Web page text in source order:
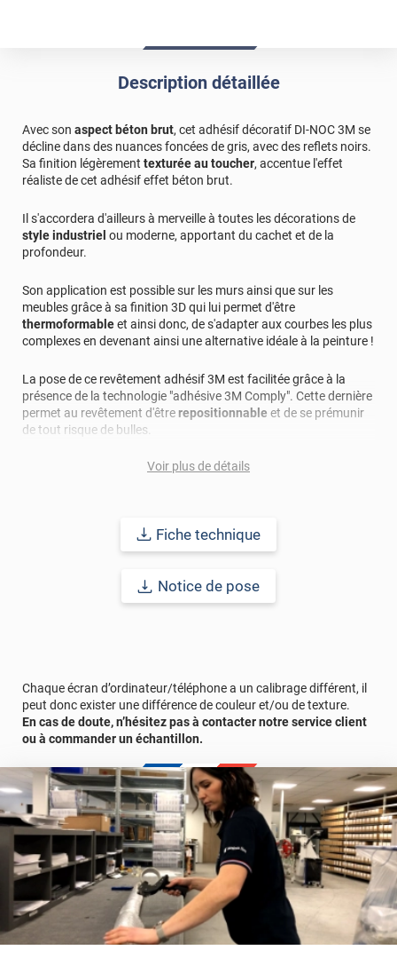
Description détaillée
Avec son aspect béton brut, cet adhésif décoratif DI-NOC 3M se
décline dans des nuances foncées de gris, avec des reflets noirs.
Sa finition légèrement texturée au toucher, accentue l'effet
réaliste de cet adhésif effet béton brut.
Il s'accordera d'ailleurs à merveille à toutes les décorations de
style industriel ou moderne, apportant du cachet et de la
profondeur.
Son application est possible sur les murs ainsi que sur les
meubles grâce à sa finition 3D qui lui permet d'être
thermoformableet ainsi donc, de s'adapter aux courbes les plus
complexes en devenant ainsi une alternative idéale à la peinture !
La pose de ce revêtement adhésif 3M est facilitée grâce à la
présence de la technologie "adhésive 3M Comply". Cette dernière
permet au revêtement d'êtrerepositionnable et de se prémunir
de tout risque de bulles.
Applicable sur la plupart des supports : bois, métal, plastique...
Voir plus de détails
Fiche technique
Notice de pose
Chaque écran d’ordinateur/téléphone a un calibrage différent, il
peut donc exister une différence de couleur et/ou de texture.
En cas de doute, n’hésitez pas à contacter notre service client
ou à commander un échantillon.